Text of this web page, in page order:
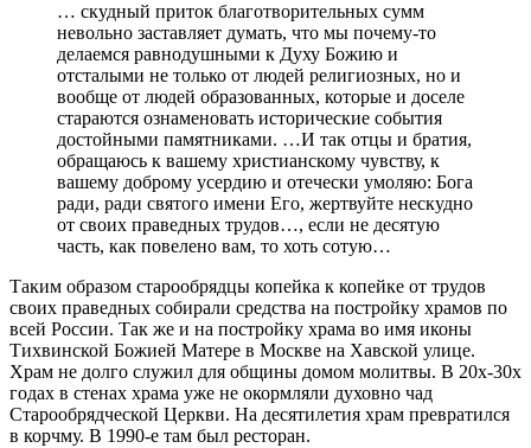
… скудный приток благотворительных сумм
невольно заставляет думать, что мы почему-то
делаемся равнодушными к Духу Божию и
отсталыми не только от людей религиозных, но и
вообще от людей образованных, которые и доселе
стараются ознаменовать исторические события
достойными памятниками. …И так отцы и братия,
обращаюсь к вашему христианскому чувству, к
вашему доброму усердию и отечески умоляю: Бога
ради, ради святого имени Его, жертвуйте нескудно
от своих праведных трудов…, если не десятую
часть, как повелено вам, то хоть сотую…
Таким образом старообрядцы копейка к копейке от трудов
своих праведных собирали средства на постройку храмов по
всей России. Так же и на постройку храма во имя иконы
Тихвинской Божией Матере в Москве на Хавской улице.
Храм не долго служил для общины домом молитвы. В 20х-30х
годах в стенах храма уже не окормляли духовно чад
Старообрядческой Церкви. На десятилетия храм превратился
в корчму. В 1990-е там был ресторан.